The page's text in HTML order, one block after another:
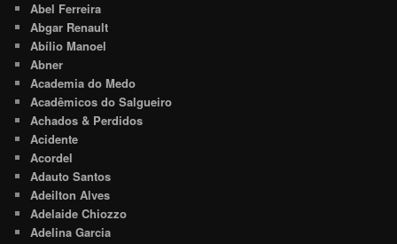
Abel Ferreira
Abgar Renault
Abílio Manoel
Abner
Academia do Medo
Acadêmicos do Salgueiro
Achados & Perdidos
Acidente
Acordel
Adauto Santos
Adeilton Alves
Adelaide Chiozzo
Adelina Garcia